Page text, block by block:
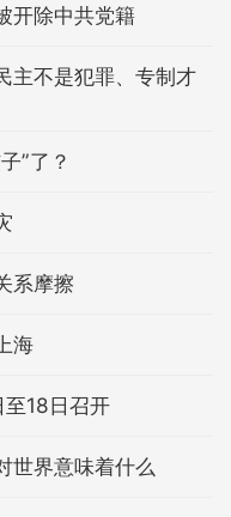
开除中共党籍
主不是犯罪、专制才
”了？
系摩擦
海
至18日召开
世界意味着什么